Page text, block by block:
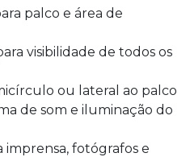
palco e área de
visibilidade de todos os
ou lateral ao palco
de som e iluminação do
imprensa, fotógrafos e